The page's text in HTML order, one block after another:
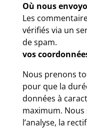
Où nous
Les
vérifiés via un
de spam.
vos
Nous prenons
pour que la
données à
maximum.
l’analyse, la